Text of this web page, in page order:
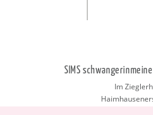
SIMS
Im